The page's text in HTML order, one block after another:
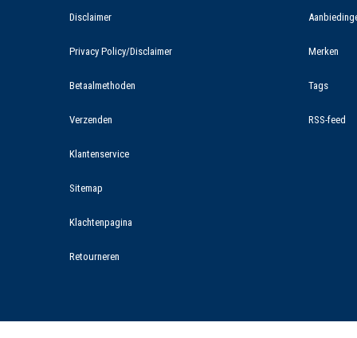
Disclaimer
Privacy Policy/Disclaimer
Betaalmethoden
Verzenden
Klantenservice
Sitemap
Klachtenpagina
Retourneren
Merken
Tags
RSS-feed